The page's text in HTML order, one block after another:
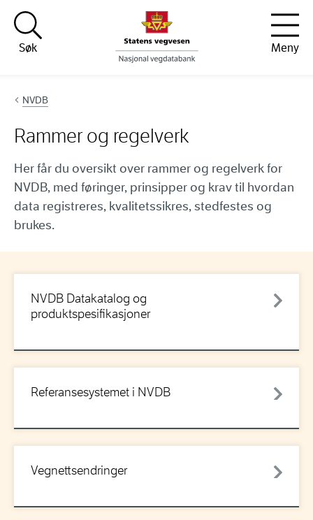
Hopp til innhold
Søk
Meny
NVDB
Rammer og regelverk
Her får du oversikt over rammer og regelverk for
NVDB, med føringer, prinsipper og krav til hvordan
data registreres, kvalitetssikres, stedfestes og
brukes.
NVDB Datakatalog og
produktspesifikasjoner
Referansesystemet i NVDB
Vegnettsendringer